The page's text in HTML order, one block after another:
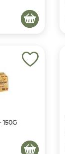
150G